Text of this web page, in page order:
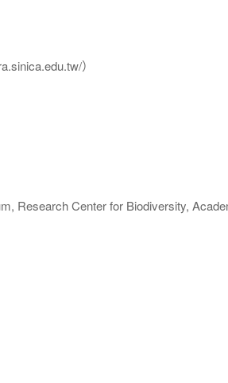
）
Research Center for Biodiversity,